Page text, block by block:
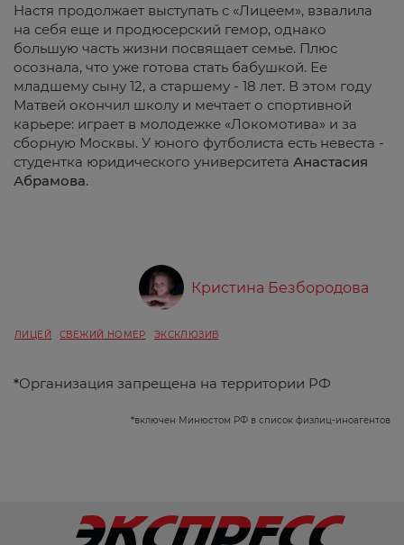
Настя продолжает выступать с «Лицеем», взвалила
на себя еще и продюсерский гемор, однако
большую часть жизни посвящает семье. Плюс
осознала, что уже готова стать бабушкой. Ее
младшему сыну 12, а старшему - 18 лет. В этом году
Матвей окончил школу и мечтает о спортивной
карьере: играет в молодежке «Локомотива» и за
сборную Москвы. У юного футболиста есть невеста -
студентка юридического университета Анастасия
Абрамова.
Кристина Безбородова
ЛИЦЕЙ СВЕЖИЙ НОМЕР ЭКСКЛЮЗИВ
*Организация запрещена на территории РФ
*включен Минюстом РФ в список физлиц-иноагентов